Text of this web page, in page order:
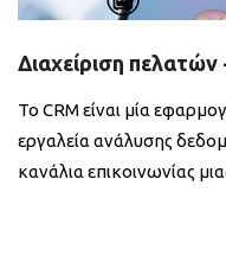
Διαχείριση
Το CRM είναι μία
εργαλεία ανάλυσης
κανάλια επικοινωνίας